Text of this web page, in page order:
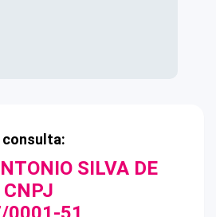
consulta:
SILVA DE
CNPJ